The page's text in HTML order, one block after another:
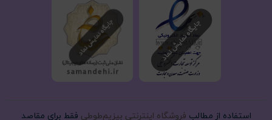
استفاده از مطالب فروشگاه اینترنتی بیزیم‌طوطی فقط برای مقاصد